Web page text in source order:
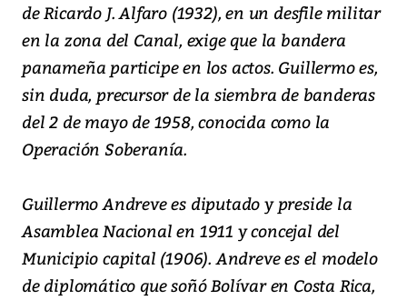
de Ricardo J. Alfaro (1932), en un desfile militar
en la zona del Canal, exige que la bandera
panameña participe en los actos. Guillermo es,
sin duda, precursor de la siembra de banderas
del 2 de mayo de 1958, conocida como la
Operación Soberanía.
Guillermo Andreve es diputado y preside la
Asamblea Nacional en 1911 y concejal del
Municipio capital (1906). Andreve es el modelo
de diplomático que soñó Bolívar en Costa Rica,